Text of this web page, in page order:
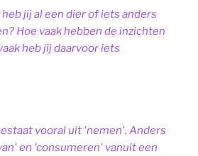
jij al een dier of iets anders
Hoe vaak hebben de inzichten
heb jij daarvoor iets
vooral uit 'nemen'. Anders
en 'consumeren' vanuit een